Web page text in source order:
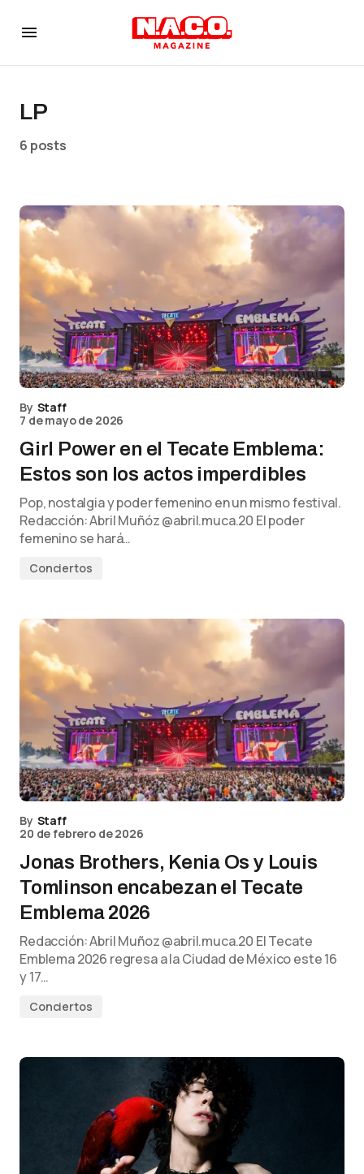
LP
6 posts
By Staff
7 de mayo de 2026
Girl Power en el Tecate Emblema:
Estos son los actos imperdibles
Pop, nostalgia y poder femenino en un mismo festival.
Redacción: Abril Muñóz @abril.muca.20 El poder
femenino se hará…
Conciertos
By Staff
20 de febrero de 2026
Jonas Brothers, Kenia Os y Louis
Tomlinson encabezan el Tecate
Emblema 2026
Redacción: Abril Muñoz @abril.muca.20 El Tecate
Emblema 2026 regresa a la Ciudad de México este 16
y 17…
Conciertos